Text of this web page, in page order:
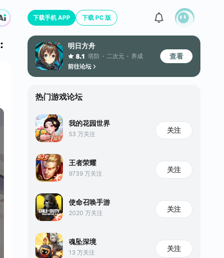
下载手机 APP 下载 PC 版
明日方舟
8.1 塔防 二次元
养成
前往论坛
查看
热门游戏论坛
我的花园世界
53 万关注 关注
王者荣耀
9739 万关注 关注
使命召唤手游
2020 万关注 关注
魂坠深境
13 万关注 关注